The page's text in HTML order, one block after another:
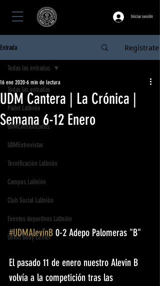
Iniciar sesión
Entrada Regístrate
Todas las entradas
Pádel LaUnión
UDMComunicados
UDMEntrevistas
Tecnificación LaUnión
Campus LaUnión
Club Social LaUnión
Eventos deportivos LaUnión
Unión Body Center
Todas las entradas
UDM Cantera | La Crónica |
Semana 6-12 Enero
16 ene 2020 6 min de lectura
#UDMAlevínB 0-2 Adepo Palomeras "B"
El pasado 11 de enero nuestro Alevin B
volvía a la competición tras las